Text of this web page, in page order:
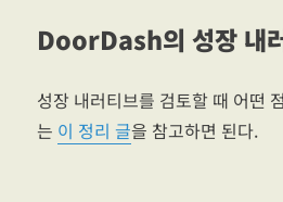
DoorDash의 성장 내
성장 내러티브를 검토할 때 어떤
는 이 정리 글을 참고하면 된다.